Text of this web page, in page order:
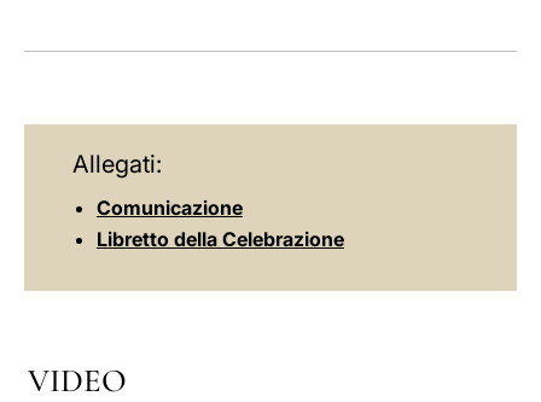
Allegati:
Comunicazione
Libretto della Celebrazione
VIDEO